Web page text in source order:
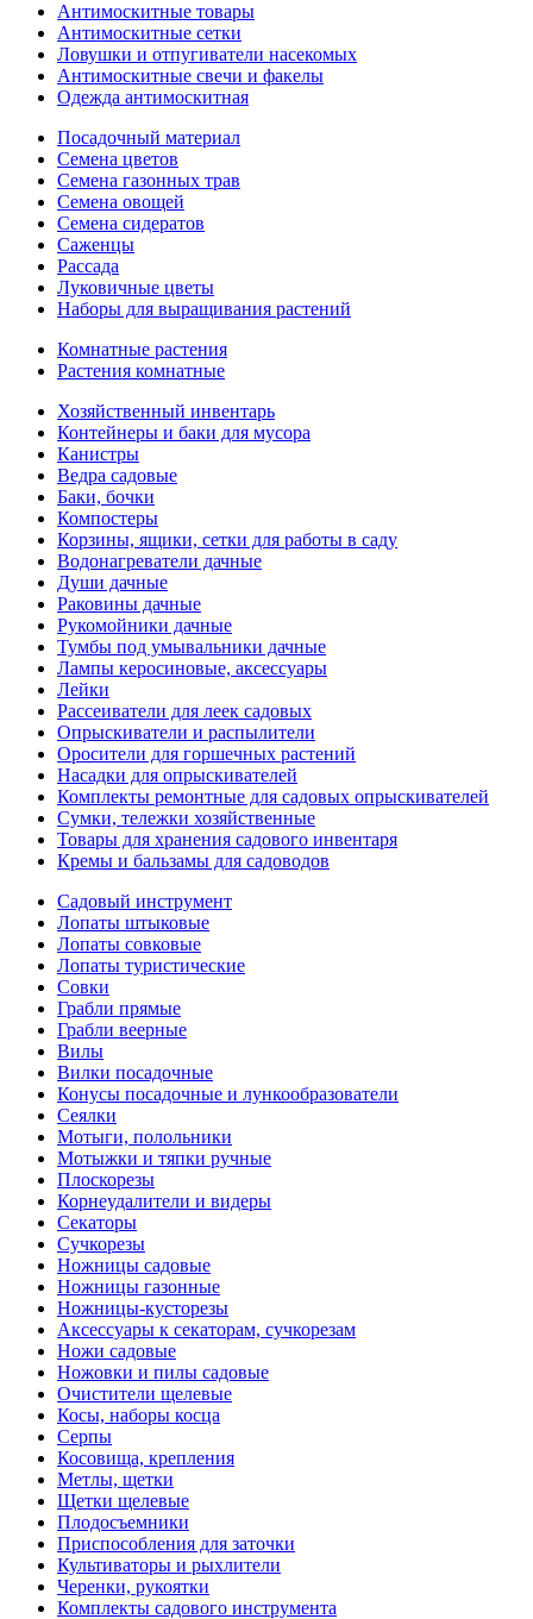
Антимоскитные товары
Антимоскитные сетки
Ловушки и отпугиватели насекомых
Антимоскитные свечи и факелы
Одежда антимоскитная
Посадочный материал
Семена цветов
Семена газонных трав
Семена овощей
Семена сидератов
Саженцы
Рассада
Луковичные цветы
Наборы для выращивания растений
Комнатные растения
Растения комнатные
Хозяйственный инвентарь
Контейнеры и баки для мусора
Канистры
Ведра садовые
Баки, бочки
Компостеры
Корзины, ящики, сетки для работы в саду
Водонагреватели дачные
Души дачные
Раковины дачные
Рукомойники дачные
Тумбы под умывальники дачные
Лампы керосиновые, аксессуары
Лейки
Рассеиватели для леек садовых
Опрыскиватели и распылители
Оросители для горшечных растений
Насадки для опрыскивателей
Комплекты ремонтные для садовых опрыскивателей
Сумки, тележки хозяйственные
Товары для хранения садового инвентаря
Кремы и бальзамы для садоводов
Садовый инструмент
Лопаты штыковые
Лопаты совковые
Лопаты туристические
Совки
Грабли прямые
Грабли веерные
Вилы
Вилки посадочные
Конусы посадочные и лункообразователи
Сеялки
Мотыги, полольники
Мотыжки и тяпки ручные
Плоскорезы
Корнеудалители и видеры
Секаторы
Сучкорезы
Ножницы садовые
Ножницы газонные
Ножницы-кусторезы
Аксессуары к секаторам, сучкорезам
Ножи садовые
Ножовки и пилы садовые
Очистители щелевые
Косы, наборы косца
Серпы
Косовища, крепления
Метлы, щетки
Щетки щелевые
Плодосъемники
Приспособления для заточки
Культиваторы и рыхлители
Черенки, рукоятки
Комплекты садового инструмента